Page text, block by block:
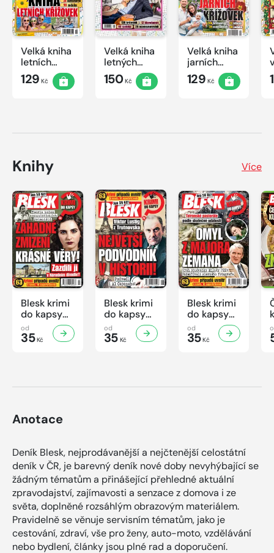
Velká kniha
letních
křížovek
2026
129 Kč
Velká kniha
letných
krížoviek s
TV JOJ
150Kč
Velká kniha
jarních
křížovek
2026
129 Kč
Knihy Více
Blesk krimi
do kapsy
č.7/2026
od
35Kč
Blesk krimi
do kapsy
č.6/2026
od
35Kč
Blesk krimi
do kapsy
č.5/2026
od
35Kč
Anotace
Deník Blesk, nejprodávanější a nejčtenější celostátní
deník v ČR, je barevný deník nové doby nevyhýbající se
žádným tématům a přinášející přehledné aktuální
zpravodajství, zajímavosti a senzace z domova i ze
světa, doplněné rozsáhlým obrazovým materiálem.
Pravidelně se věnuje servisním tématům, jako je
cestování, zdraví, vše pro ženy, auto-moto, vzdělávání
nebo bydlení, články jsou plné rad a doporučení.